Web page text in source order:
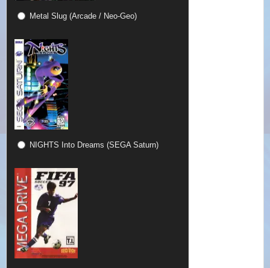
Metal Slug (Arcade / Neo-Geo)
NIGHTS Into Dreams (SEGA Saturn)